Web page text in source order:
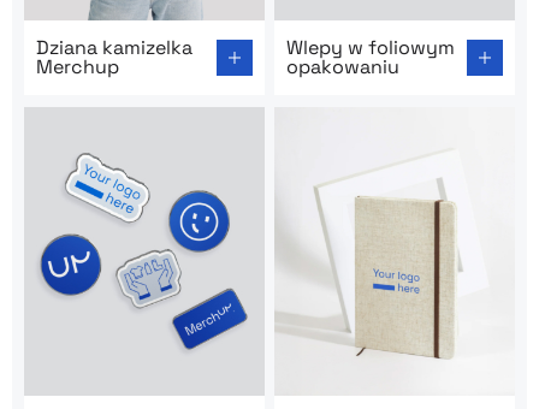
Dziana kamizelka
Merchup
Wlepy w foliowym
opakowaniu